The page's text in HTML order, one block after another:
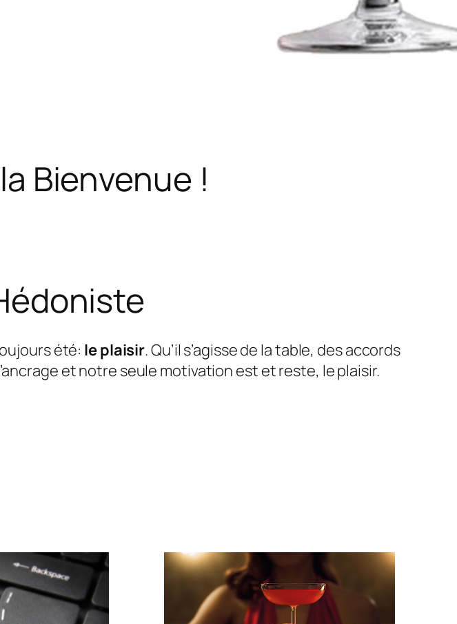
Bienvenue !
été: le plaisir. Qu’il s’agisse de la table, des accords
et notre seule motivation est et reste, le plaisir.